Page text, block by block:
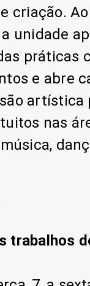
criação.
unidade
práticas
e abre
artística
nas
trabalhos